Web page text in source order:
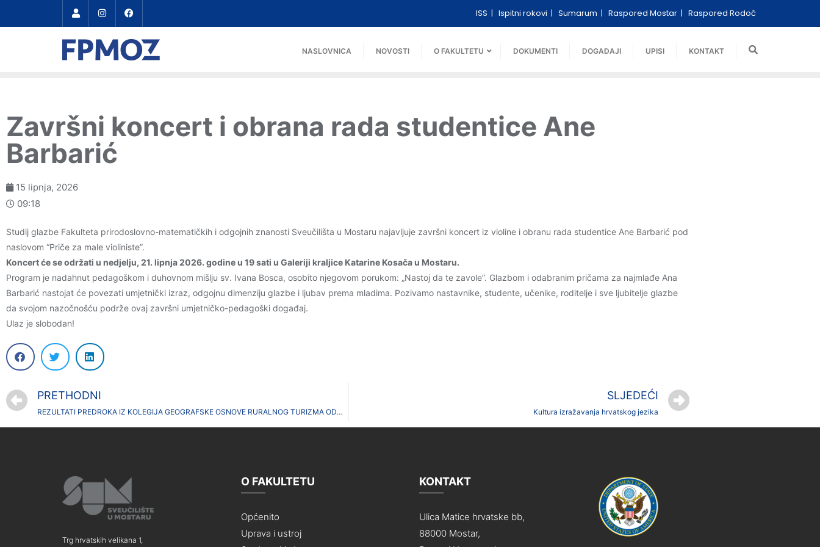
ISS Ispitni rokovi Sumarum Raspored Mostar Raspored Rodoč
NASLOVNICA NOVOSTI O FAKULTETU DOKUMENTI DOGAĐAJI UPISI KONTAKT
Završni koncert i obrana rada studentice Ane
Barbarić
15 lipnja, 2026
09:18
Studij glazbe Fakulteta prirodoslovno-matematičkih i odgojnih znanosti Sveučilišta u Mostaru najavljuje završni koncert iz violine i obranu rada studentice Ane Barbarić pod
naslovom “Priče za male violiniste”.
Koncert će se održati u nedjelju, 21. lipnja 2026. godine u 19 sati u Galeriji kraljice Katarine Kosača u Mostaru.
Program je nadahnut pedagoškom i duhovnom mišlju sv. Ivana Bosca, osobito njegovom porukom: „Nastoj da te zavole”. Glazbom i odabranim pričama za najmlađe Ana
Barbarić nastojat će povezati umjetnički izraz, odgojnu dimenziju glazbe i ljubav prema mladima. Pozivamo nastavnike, studente, učenike, roditelje i sve ljubitelje glazbe
da svojom nazočnošću podrže ovaj završni umjetničko-pedagoški događaj.
Ulaz je slobodan!
PRETHODNI
REZULTATI PREDROKA IZ KOLEGIJA GEOGRAFSKE OSNOVE RURALNOG TURIZMA ODRŽANOG 09.LIPNJA 2026.
SLJEDEĆI
Kultura izražavanja hrvatskog jezika
Trg hrvatskih velikana 1,
O FAKULTETU
Općenito
Uprava i ustroj
KONTAKT
Ulica Matice hrvatske bb,
88000 Mostar,